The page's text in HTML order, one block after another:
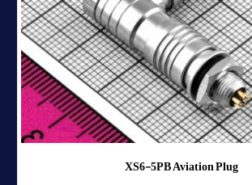
XS6-5PB Aviation Plug